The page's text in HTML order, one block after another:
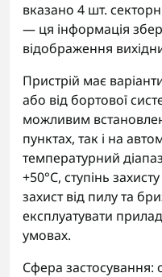
вказано 4 шт.
— ця інформація
відображення
Пристрій має
або від бортової
можливим
пунктах, так і на
температурний
+50°C, ступінь
захист від пилу та
експлуатувати
умовах.
Сфера застосування: